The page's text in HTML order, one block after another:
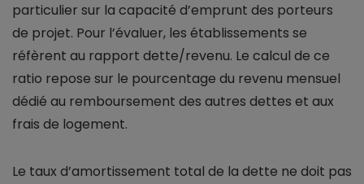
particulier sur la capacité d’emprunt des porteurs
de projet. Pour l’évaluer, les établissements se
réfèrent au rapport dette/revenu. Le calcul de ce
ratio repose sur le pourcentage du revenu mensuel
dédié au remboursement des autres dettes et aux
frais de logement.
Le taux d’amortissement total de la dette ne doit pas